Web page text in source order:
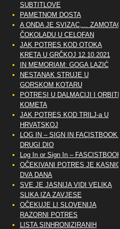
SUBTITLOVE
PAMETNOM DOSTA
A ONDA JE SVIZAC,… ZAMOTAO
ČOKOLADU U CELOFAN
JAK POTRES KOD OTOKA
KRETA U GRČKOJ 12.10.2021
IN MEMORIAM: GOGA LAZIĆ
NESTANAK STRUJE U
GORSKOM KOTARU
POTRESI U DALMACIJI I ORBITE
KOMETA
JAK POTRES KOD TRILJ-a U
HRVATSKOJ
LOG IN – SIGN IN FACISTBOOK –
DRUGI DIO
Log In or Sign In – FASCISTBOOK
OČEKIVANI POTRES JE KASNIO
DVA DANA
SVE JE JASNIJA VIDI VELIKA
SLIKA IZA ZAVJESE
OČEKUJE LI SLOVENIJA
RAZORNI POTRES
LISTA SINHRONIZIRANIH